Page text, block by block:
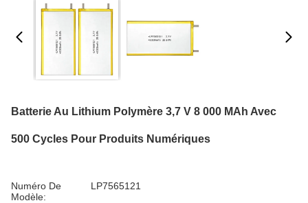
Batterie Au Lithium Polymère 3,7 V 8 000 MAh Avec
500 Cycles Pour Produits Numériques
Numéro De
Modèle:
LP7565121